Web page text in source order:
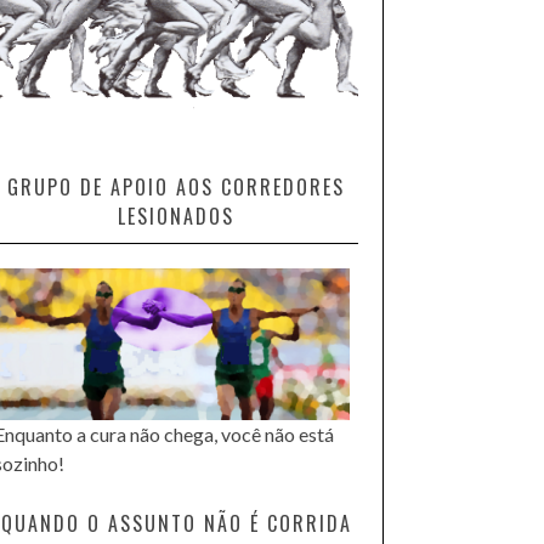
GRUPO DE APOIO AOS CORREDORES
LESIONADOS
a cura não chega, você não está
QUANDO O ASSUNTO NÃO É CORRIDA